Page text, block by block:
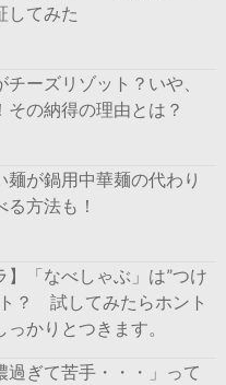
てみた
チーズリゾット？いや、
の納得の理由とは？
麺が鍋用中華麺の代わり
方法も！
】「なべしゃぶ」は”つけ
？ 試してみたらホント
かりとつきます。
過ぎて苦手・・・」って